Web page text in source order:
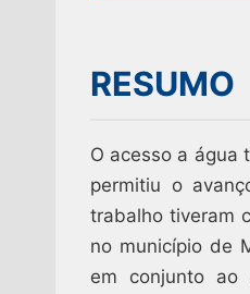
RESUMO
O acesso a água
permitiu o
trabalho tiveram
no município de
em conjunto ao